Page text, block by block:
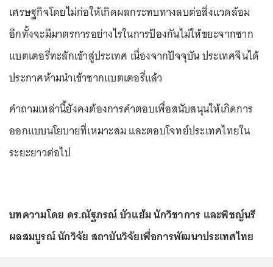
เศรษฐกิจโดยไม่ก่อให้เกิดผลกระทบทางลบต่อสิ่งแวดล้อม
อีกทั้งจะมีมาตรการอย่างไรในการป้องกันไม่ให้ขยะจากซาก
แบตเตอรี่ทะลักเข้าสู่ประเทศ เนื่องจากปัจจุบัน ประเทศจีนได้
ประกาศห้ามนำเข้าซากแบตเตอรี่แล้ว
คำถามเหล่านี้ยังคงต้องการคำตอบเพื่อสนับสนุนให้เกิดการ
ออกแบบนโยบายที่เหมาะสม และตอบโจทย์ประเทศไทยใน
ระยะยาวต่อไป
บทความโดย ดร.ณัฐภรณ์ บัวแย้ม นักวิชาการ และพิชญ์นรี
ผลสมบูรณ์ นักวิจัย สถาบันวิจัยเพื่อการพัฒนาประเทศไทย